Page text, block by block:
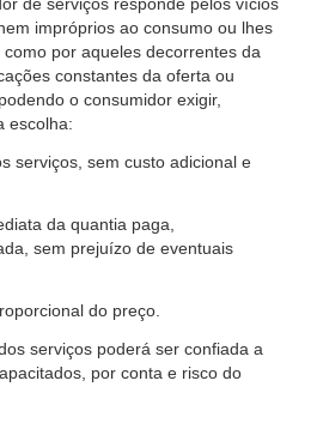
impróprios ao consumo ou lhes
por aqueles decorrentes da
constantes da oferta ou
o consumidor exigir,
escolha:
serviços, sem custo adicional e
da quantia paga,
sem prejuízo de eventuais
do preço.
serviços poderá ser confiada a
por conta e risco do